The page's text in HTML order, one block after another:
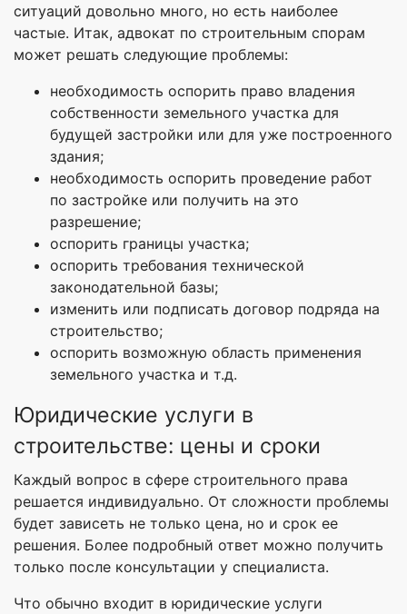
ситуаций довольно много, но есть наиболее
частые. Итак, адвокат по строительным спорам
может решать следующие проблемы:
необходимость оспорить право владения
собственности земельного участка для
будущей застройки или для уже построенного
здания;
необходимость оспорить проведение работ
по застройке или получить на это
разрешение;
оспорить границы участка;
оспорить требования технической
законодательной базы;
изменить или подписать договор подряда на
строительство;
оспорить возможную область применения
земельного участка и т.д.
Юридические услуги в
строительстве: цены и сроки
Каждый вопрос в сфере строительного права
решается индивидуально. От сложности проблемы
будет зависеть не только цена, но и срок ее
решения. Более подробный ответ можно получить
только после консультации у специалиста.
Что обычно входит в юридические услуги